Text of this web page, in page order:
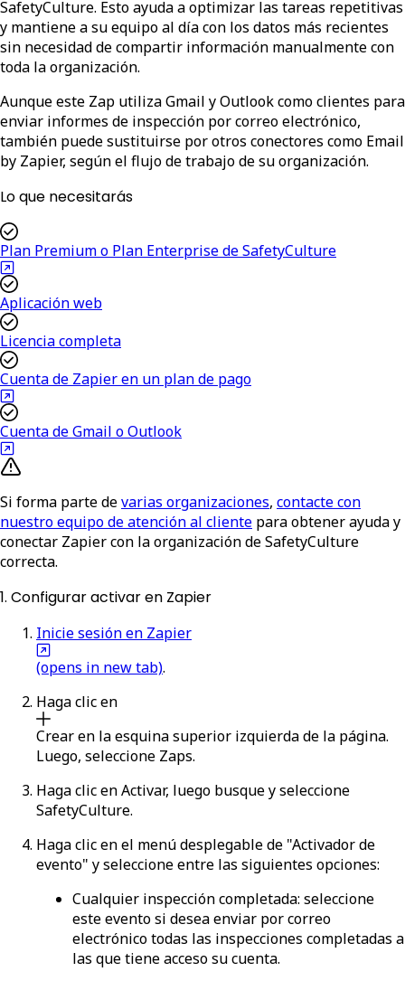
SafetyCulture. Esto ayuda a optimizar las tareas repetitivas
y mantiene a su equipo al día con los datos más recientes
sin necesidad de compartir información manualmente con
toda la organización.
Aunque este Zap utiliza Gmail y Outlook como clientes para
enviar informes de inspección por correo electrónico,
también puede sustituirse por otros conectores como Email
by Zapier, según el flujo de trabajo de su organización.
Lo que necesitarás
Plan Premium o Plan Enterprise de SafetyCulture
Aplicación web
Licencia completa
Cuenta de Zapier en un plan de pago
Cuenta de Gmail o Outlook
Si forma parte devarias organizaciones, contacte con
nuestro equipo de atención al cliente para obtener ayuda y
conectar Zapier con la organización de SafetyCulture
correcta.
1. Configurar activar en Zapier
Inicie sesión en Zapier
(opens in new tab).
Haga clic en
Crearen la esquina superior izquierda de la página.
Luego, seleccione Zaps.
Haga clic enActivar, luego busque y seleccione
SafetyCulture.
Haga clic en el menú desplegable de "Activador de
evento" y seleccione entre las siguientes opciones:
Cualquier inspección completada: seleccione
este evento si desea enviar por correo
electrónico todas las inspecciones completadas a
las que tiene acceso su cuenta.